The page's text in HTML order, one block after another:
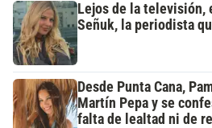
Lejos de la televisión,
Señuk, la periodista
Desde Punta Cana,
Martín Pepa y se
falta de lealtad ni de